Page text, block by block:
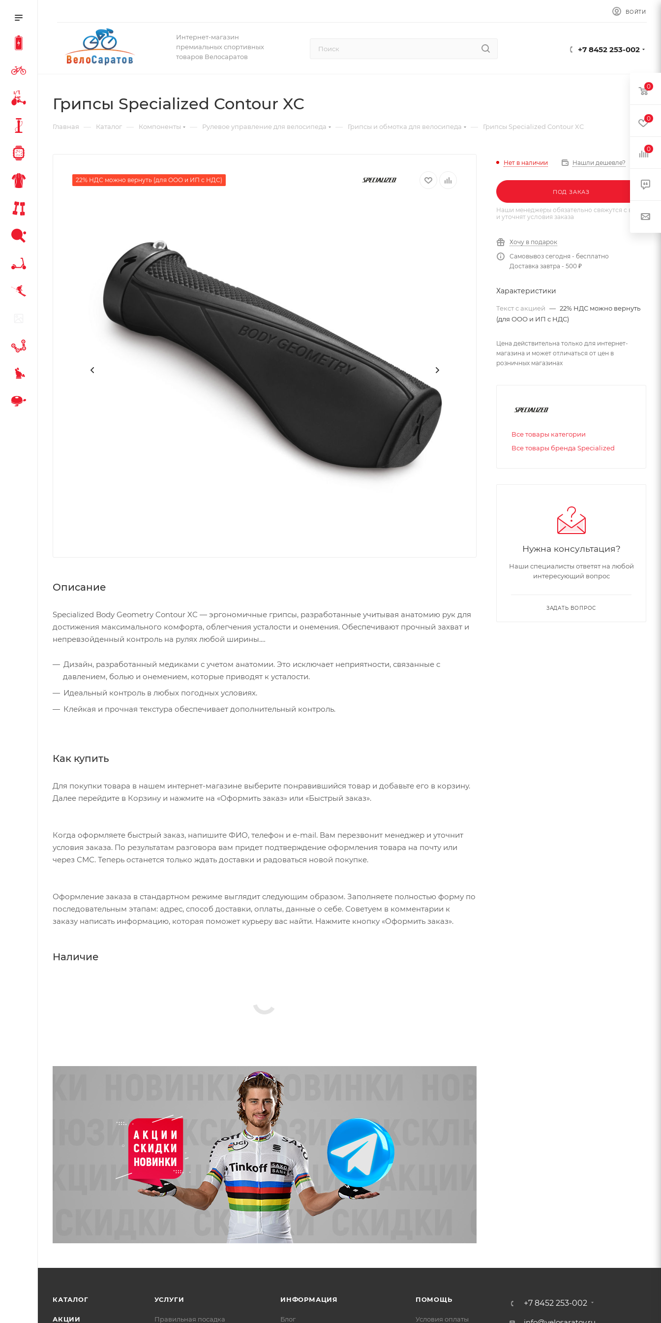
ВОЙТИ
Интернет-магазин
премиальных спортивных
товаров Велосаратов
+7 8452 253-002
Грипсы Specialized Contour XC
Главная — Каталог — Компоненты — Рулевое управление для велосипеда — Грипсы и обмотка для велосипеда — Грипсы Specialized Contour XC
22% НДС можно вернуть (для ООО и ИП с НДС)
Описание
Specialized Body Geometry Contour XC — эргономичные грипсы, разработанные учитывая анатомию рук для
достижения максимального комфорта, облегчения усталости и онемения. Обеспечивают прочный захват и
непревзойденный контроль на рулях любой ширины.
Дизайн, разработанный медиками с учетом анатомии. Это исключает неприятности, связанные с
давлением, болью и онемением, которые приводят к усталости.
Идеальный контроль в любых погодных условиях.
Клейкая и прочная текстура обеспечивает дополнительный контроль.
Как купить
Для покупки товара в нашем интернет-магазине выберите понравившийся товар и добавьте его в корзину.
Далее перейдите в Корзину и нажмите на «Оформить заказ» или «Быстрый заказ».
Когда оформляете быстрый заказ, напишите ФИО, телефон и e-mail. Вам перезвонит менеджер и уточнит
условия заказа. По результатам разговора вам придет подтверждение оформления товара на почту или
через СМС. Теперь останется только ждать доставки и радоваться новой покупке.
Оформление заказа в стандартном режиме выглядит следующим образом. Заполняете полностью форму по
последовательным этапам: адрес, способ доставки, оплаты, данные о себе. Советуем в комментарии к
заказу написать информацию, которая поможет курьеру вас найти. Нажмите кнопку «Оформить заказ».
Наличие
Нет в наличии Нашли дешевле?
ПОД ЗАКАЗ
Наши менеджеры обязательно свяжутся с вами
и уточнят условия заказа
Хочу в подарок
Самовывоз сегодня - бесплатно
Доставка завтра - 500 ₽
Характеристики
Текст с акцией — 22% НДС можно вернуть
(для ООО и ИП с НДС)
Цена действительна только для интернет-
магазина и может отличаться от цен в
розничных магазинах
Все товары категории
Все товары бренда Specialized
Нужна консультация?
Наши специалисты ответят на любой
интересующий вопрос
ЗАДАТЬ ВОПРОС
КАТАЛОГ
АКЦИИ
УСЛУГИ
Правильная посадка
ИНФОРМАЦИЯ
Блог
ПОМОЩЬ
Условия оплаты
+7 8452 253-002
0
0
0